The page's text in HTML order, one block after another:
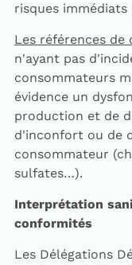
risques
Les références de
n'ayant pas
consommateurs
évidence un
production et de
d'inconfort ou de
consommateur
sulfates…).
Interprétation
conformités
Les Délégations